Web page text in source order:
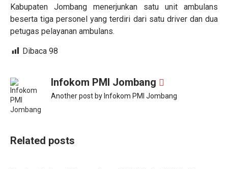
Kabupaten Jombang menerjunkan satu unit ambulans
beserta tiga personel yang terdiri dari satu driver dan dua
petugas pelayanan ambulans.
Dibaca 98
Infokom PMI Jombang
Another post by Infokom PMI Jombang
Related posts